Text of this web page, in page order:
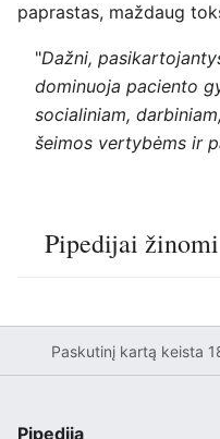
paprastas, maždaug
"Dažni,
dominuoja paciento
socialiniam,
šeimos vertybėms ir
Pipedijai
Paskutinį kartą keista
Pipedija